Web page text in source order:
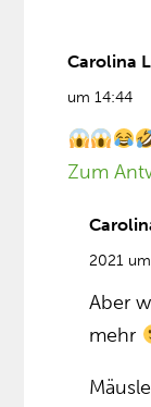
Carolina
um 14:44
Zum
2021
Aber
mehr